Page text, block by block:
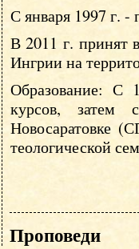
С января 1997 г.
В 2011 г. принят
Ингрии на
Образование: С
курсов, затем
Новосаратовке
теологической
Проповеди